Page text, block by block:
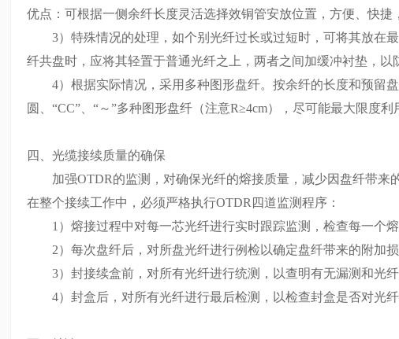
优点：可根据一侧余纤长度灵活选择效铜管安放位置，方便、快捷
3）特殊情况的处理，如个别光纤过长或过短时，可将其放在
纤共盘时，应将其轻置于普通光纤之上，两者之间加缓冲衬垫，以
4）根据实际情况，采用多种图形盘纤。按余纤的长度和预留
圆、“CC”、“～”多种图形盘纤（注意R≥4cm），尽可能最大限度
四、光缆接续质量的确保
加强OTDR的监测，对确保光纤的熔接质量，减少因盘纤带来
在整个接续工作中，必须严格执行OTDR四道监测程序：
1）熔接过程中对每一芯光纤进行实时跟踪监测，检查每一个熔
2）每次盘纤后，对所盘光纤进行例检以确定盘纤带来的附加损
3）封接续盒前，对所有光纤进行统测，以查明有无漏测和光纤
4）封盒后，对所有光纤进行最后检测，以检查封盒是否对光纤